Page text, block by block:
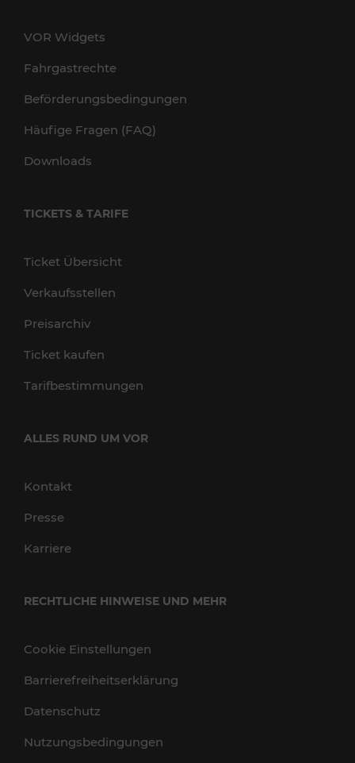
VOR Widgets
Fahrgastrechte
Beförderungsbedingungen
Häufige Fragen (FAQ)
Downloads
TICKETS & TARIFE
Ticket Übersicht
Verkaufsstellen
Preisarchiv
Ticket kaufen
Tarifbestimmungen
ALLES RUND UM VOR
Kontakt
Presse
Karriere
RECHTLICHE HINWEISE UND MEHR
Cookie Einstellungen
Barrierefreiheitserklärung
Datenschutz
Nutzungsbedingungen